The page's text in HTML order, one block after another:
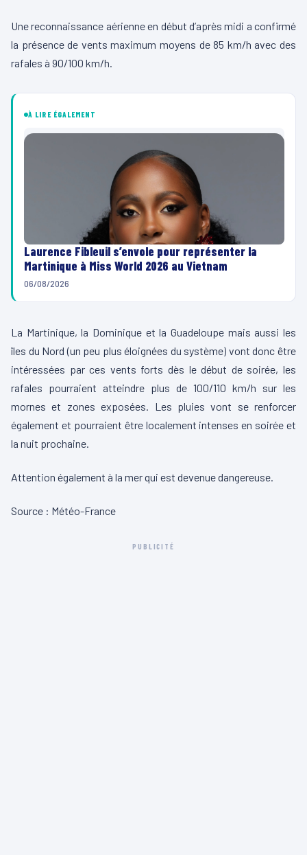
Une reconnaissance aérienne en début d’après midi a confirmé
la présence de vents maximum moyens de 85 km/h avec des
rafales à 90/100 km/h.
À LIRE ÉGALEMENT
Laurence Fibleuil s’envole pour représenter la
Martinique à Miss World 2026 au Vietnam
06/08/2026
La Martinique, la Dominique et la Guadeloupe mais aussi les
îles du Nord (un peu plus éloignées du système) vont donc être
intéressées par ces vents forts dès le début de soirée, les
rafales pourraient atteindre plus de 100/110 km/h sur les
mornes et zones exposées. Les pluies vont se renforcer
également et pourraient être localement intenses en soirée et
la nuit prochaine.
Attention également à la mer qui est devenue dangereuse.
Source : Météo-France
PUBLICITÉ